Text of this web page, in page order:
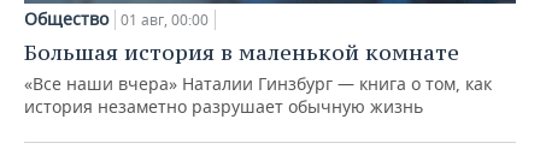
Общество 01 авг, 00:00
Большая история в маленькой комнате
«Все наши вчера» Наталии Гинзбург — книга о том, как
история незаметно разрушает обычную жизнь